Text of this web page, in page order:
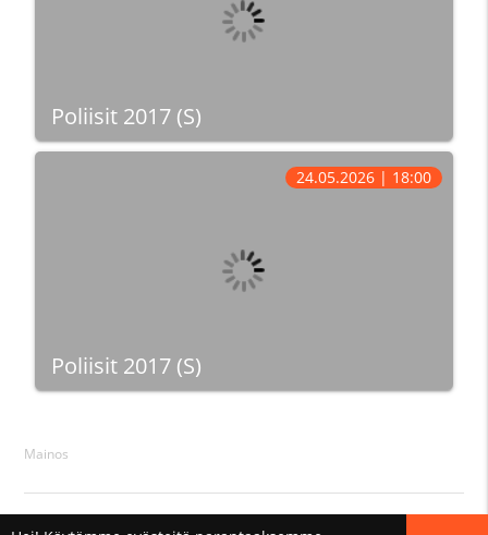
Poliisit 2017 (S)
Poliisit 2017 (S)
24.05.2026 | 18:00
Mainos